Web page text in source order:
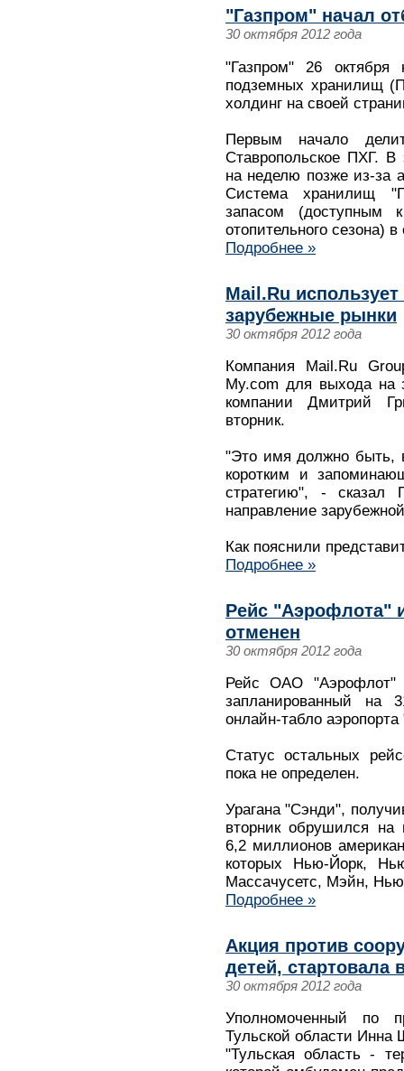
"Газпром" начал
30 октября 2012 года
"Газпром" 26 октября
подземных хранилищ
холдинг на своей
Первым начало
Ставропольское ПХГ. В
на неделю позже из-за
Система хранилищ
запасом (доступным
отопительного сезона)
Подробнее »
Mail.Ru
зарубежные рынки
30 октября 2012 года
Компания Mail.Ru
My.com для выхода на
компании Дмитрий
вторник.
"Это имя должно быть,
коротким и
стратегию", - сказал
направление
Как пояснили
Подробнее »
Рейс "Аэрофлота"
отменен
30 октября 2012 года
Рейс ОАО "Аэрофлот"
запланированный на
онлайн-табло
Статус остальных
пока не определен.
Урагана "Сэнди",
вторник обрушился
6,2 миллионов
которых Нью-Йорк,
Массачусетс, Мэйн,
Подробнее »
Акция против
детей, стартовала
30 октября 2012 года
Уполномоченный по
Тульской области Инна
"Тульская область -